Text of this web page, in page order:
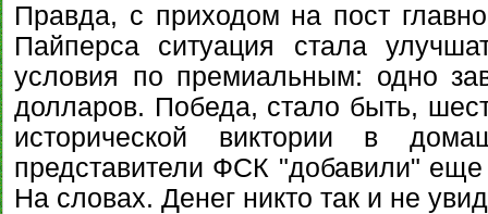
Правда, с приходом на пост
Пайперса ситуация стала
условия по премиальным: одно
долларов. Победа, стало быть,
исторической виктории в
представители ФСК "добавили"
На словах. Денег никто так и не